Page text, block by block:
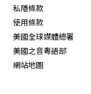
私隱條款
使用條款
美國全球媒體總署
美國之音粵語部
網站地圖